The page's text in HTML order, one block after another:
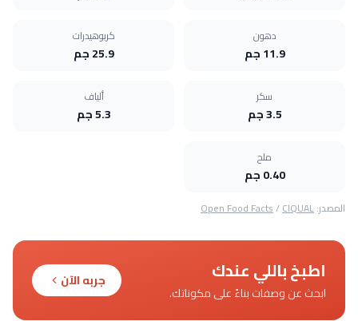
دهون
11.9 جم
كربوهيدرات
25.9 جم
سكر
3.5 جم
ألياف
5.3 جم
ملح
0.40 جم
المصدر: Open Food Facts/CIQUAL
اطبخ باللي عندك
ابحث عن وصفات بناءً على مكوناتك.
جربه الآن